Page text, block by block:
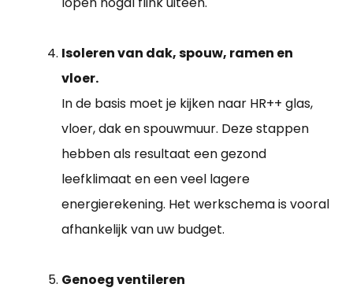
Isoleren van dak, spouw, ramen en
vloer.
In de basis moet je kijken naar HR++ glas,
vloer, dak en spouwmuur. Deze stappen
hebben als resultaat een gezond
leefklimaat en een veel lagere
energierekening. Het werkschema is vooral
afhankelijk van uw budget.
Genoeg ventileren